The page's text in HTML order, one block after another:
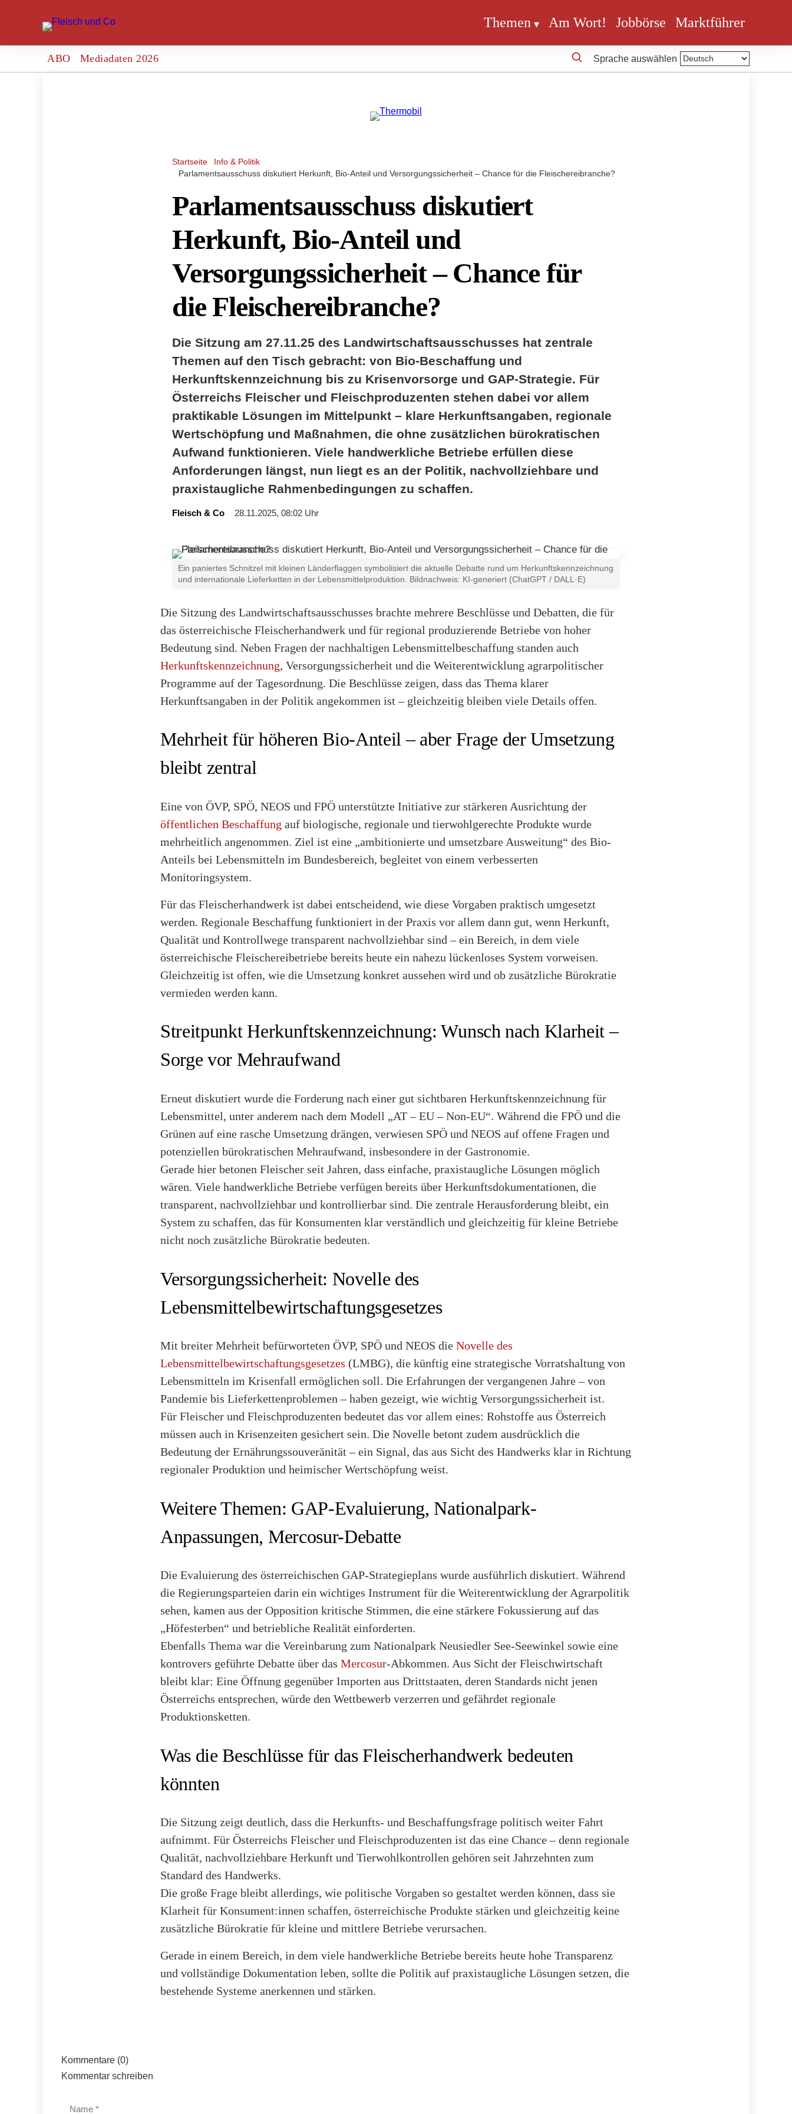
Themen Am Wort! Jobbörse Marktführer
ABO Mediadaten 2026 Sprache auswählen
Startseite
Info & Politik
Parlamentsausschuss diskutiert Herkunft, Bio-Anteil und Versorgungssicherheit – Chance für die Fleischereibranche?
Parlamentsausschuss diskutiert
Herkunft, Bio-Anteil und
Versorgungssicherheit – Chance für
die Fleischereibranche?
Die Sitzung am 27.11.25 des Landwirtschaftsausschusses hat zentrale
Themen auf den Tisch gebracht: von Bio-Beschaffung und
Herkunftskennzeichnung bis zu Krisenvorsorge und GAP-Strategie. Für
Österreichs Fleischer und Fleischproduzenten stehen dabei vor allem
praktikable Lösungen im Mittelpunkt – klare Herkunftsangaben, regionale
Wertschöpfung und Maßnahmen, die ohne zusätzlichen bürokratischen
Aufwand funktionieren. Viele handwerkliche Betriebe erfüllen diese
Anforderungen längst, nun liegt es an der Politik, nachvollziehbare und
praxistaugliche Rahmenbedingungen zu schaffen.
Fleisch & Co 28.11.2025, 08:02 Uhr
Ein paniertes Schnitzel mit kleinen Länderflaggen symbolisiert die aktuelle Debatte rund um Herkunftskennzeichnung
und internationale Lieferketten in der Lebensmittelproduktion. Bildnachweis: KI-generiert (ChatGPT / DALL·E)
Die Sitzung des Landwirtschaftsausschusses brachte mehrere Beschlüsse und Debatten, die für
das österreichische Fleischerhandwerk und für regional produzierende Betriebe von hoher
Bedeutung sind. Neben Fragen der nachhaltigen Lebensmittelbeschaffung standen auch
Herkunftskennzeichnung, Versorgungssicherheit und die Weiterentwicklung agrarpolitischer
Programme auf der Tagesordnung. Die Beschlüsse zeigen, dass das Thema klarer
Herkunftsangaben in der Politik angekommen ist – gleichzeitig bleiben viele Details offen.
Mehrheit für höheren Bio-Anteil – aber Frage der Umsetzung
bleibt zentral
Eine von ÖVP, SPÖ, NEOS und FPÖ unterstützte Initiative zur stärkeren Ausrichtung der
öffentlichen Beschaffung auf biologische, regionale und tierwohlgerechte Produkte wurde
mehrheitlich angenommen. Ziel ist eine „ambitionierte und umsetzbare Ausweitung“ des Bio-
Anteils bei Lebensmitteln im Bundesbereich, begleitet von einem verbesserten
Monitoringsystem.
Für das Fleischerhandwerk ist dabei entscheidend, wie diese Vorgaben praktisch umgesetzt
werden. Regionale Beschaffung funktioniert in der Praxis vor allem dann gut, wenn Herkunft,
Qualität und Kontrollwege transparent nachvollziehbar sind – ein Bereich, in dem viele
österreichische Fleischereibetriebe bereits heute ein nahezu lückenloses System vorweisen.
Gleichzeitig ist offen, wie die Umsetzung konkret aussehen wird und ob zusätzliche Bürokratie
vermieden werden kann.
Streitpunkt Herkunftskennzeichnung: Wunsch nach Klarheit –
Sorge vor Mehraufwand
Erneut diskutiert wurde die Forderung nach einer gut sichtbaren Herkunftskennzeichnung für
Lebensmittel, unter anderem nach dem Modell „AT – EU – Non-EU“. Während die FPÖ und die
Grünen auf eine rasche Umsetzung drängen, verwiesen SPÖ und NEOS auf offene Fragen und
potenziellen bürokratischen Mehraufwand, insbesondere in der Gastronomie.
Gerade hier betonen Fleischer seit Jahren, dass einfache, praxistaugliche Lösungen möglich
wären. Viele handwerkliche Betriebe verfügen bereits über Herkunftsdokumentationen, die
transparent, nachvollziehbar und kontrollierbar sind. Die zentrale Herausforderung bleibt, ein
System zu schaffen, das für Konsumenten klar verständlich und gleichzeitig für kleine Betriebe
nicht noch zusätzliche Bürokratie bedeuten.
Versorgungssicherheit: Novelle des
Lebensmittelbewirtschaftungsgesetzes
Mit breiter Mehrheit befürworteten ÖVP, SPÖ und NEOS die Novelle des
Lebensmittelbewirtschaftungsgesetzes (LMBG), die künftig eine strategische Vorratshaltung von
Lebensmitteln im Krisenfall ermöglichen soll. Die Erfahrungen der vergangenen Jahre – von
Pandemie bis Lieferkettenproblemen – haben gezeigt, wie wichtig Versorgungssicherheit ist.
Für Fleischer und Fleischproduzenten bedeutet das vor allem eines: Rohstoffe aus Österreich
müssen auch in Krisenzeiten gesichert sein. Die Novelle betont zudem ausdrücklich die
Bedeutung der Ernährungssouveränität – ein Signal, das aus Sicht des Handwerks klar in Richtung
regionaler Produktion und heimischer Wertschöpfung weist.
Weitere Themen: GAP-Evaluierung, Nationalpark-
Anpassungen, Mercosur-Debatte
Die Evaluierung des österreichischen GAP-Strategieplans wurde ausführlich diskutiert. Während
die Regierungsparteien darin ein wichtiges Instrument für die Weiterentwicklung der Agrarpolitik
sehen, kamen aus der Opposition kritische Stimmen, die eine stärkere Fokussierung auf das
„Höfesterben“ und betriebliche Realität einforderten.
Ebenfalls Thema war die Vereinbarung zum Nationalpark Neusiedler See-Seewinkel sowie eine
kontrovers geführte Debatte über das Mercosur-Abkommen. Aus Sicht der Fleischwirtschaft
bleibt klar: Eine Öffnung gegenüber Importen aus Drittstaaten, deren Standards nicht jenen
Österreichs entsprechen, würde den Wettbewerb verzerren und gefährdet regionale
Produktionsketten.
Was die Beschlüsse für das Fleischerhandwerk bedeuten
könnten
Die Sitzung zeigt deutlich, dass die Herkunfts- und Beschaffungsfrage politisch weiter Fahrt
aufnimmt. Für Österreichs Fleischer und Fleischproduzenten ist das eine Chance – denn regionale
Qualität, nachvollziehbare Herkunft und Tierwohlkontrollen gehören seit Jahrzehnten zum
Standard des Handwerks.
Die große Frage bleibt allerdings, wie politische Vorgaben so gestaltet werden können, dass sie
Klarheit für Konsument:innen schaffen, österreichische Produkte stärken und gleichzeitig keine
zusätzliche Bürokratie für kleine und mittlere Betriebe verursachen.
Gerade in einem Bereich, in dem viele handwerkliche Betriebe bereits heute hohe Transparenz
und vollständige Dokumentation leben, sollte die Politik auf praxistaugliche Lösungen setzen, die
bestehende Systeme anerkennen und stärken.
Kommentare (0)
Kommentar schreiben